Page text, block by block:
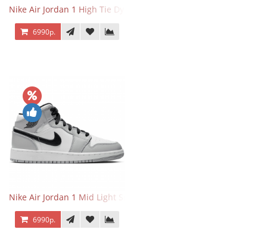
Nike Air Jordan 1 High Tie Dye
6990р.
Nike Air Jordan 1 Mid Light Smoke Grey
6990р.